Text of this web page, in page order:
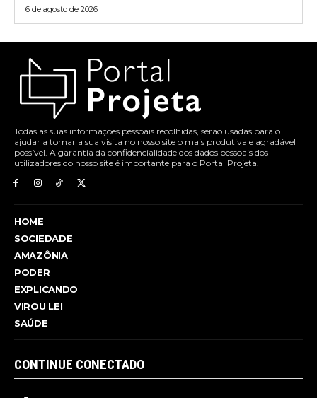
6 de agosto de 2026
Todas as suas informações pessoais recolhidas, serão usadas para o
ajudar a tornar a sua visita no nosso site o mais produtiva e agradável
possível. A garantia da confidencialidade dos dados pessoais dos
utilizadores do nosso site é importante para o Portal Projeta.
HOME
SOCIEDADE
AMAZÔNIA
PODER
EXPLICANDO
VIROU LEI
SAÚDE
CONTINUE CONECTADO